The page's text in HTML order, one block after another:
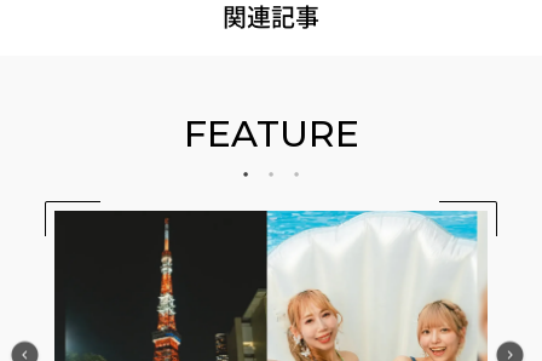
関連記事
FEATURE